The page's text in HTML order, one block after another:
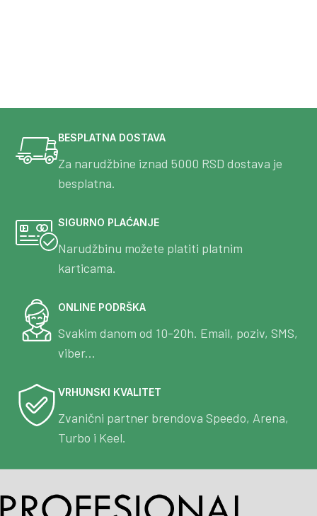
BESPLATNA DOSTAVA
Za narudžbine iznad 5000 RSD dostava je
besplatna.
SIGURNO PLAĆANJE
Narudžbinu možete platiti platnim
karticama.
ONLINE PODRŠKA
Svakim danom od 10-20h. Email, poziv, SMS,
viber...
VRHUNSKI KVALITET
Zvanični partner brendova Speedo, Arena,
Turbo i Keel.